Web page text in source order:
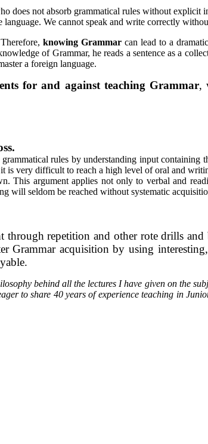
does not absorb grammatical rules without explicit
We cannot speak and write correctly
knowing Grammar can lead to a
of Grammar, he reads a sentence as a
a foreign language.
for and against teaching Grammar,
rules by understanding input containing
is very difficult to reach a high level of oral and
This argument applies not only to verbal and
will seldom be reached without systematic
repetition and other rote drills
Grammar acquisition by using
behind all the lectures I have given on the
to share 40 years of experience teaching in